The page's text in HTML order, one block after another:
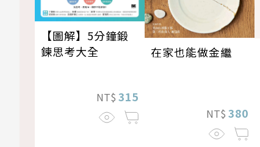
【圖解】5分鐘鍛
鍊思考大全
NT$ 315
在家也能做金繼
NT$ 380